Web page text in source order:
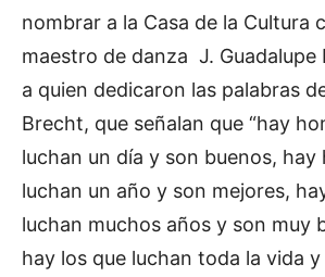
nombrar a la Casa de la Cultura
maestro de danza J. Guadalupe
a quien dedicaron las palabras
Brecht, que señalan que “hay
luchan un día y son buenos, hay
luchan un año y son mejores,
luchan muchos años y son muy
hay los que luchan toda la vida y